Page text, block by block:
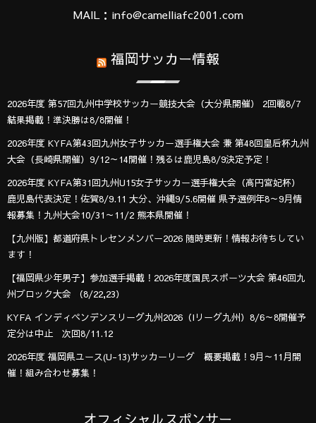
MAIL：info@camelliafc2001.com
福岡サッカー情報
2026年度 第57回九州中学校サッカー競技大会（大分県開催） 2回戦8/7
結果掲載！準決勝は8/8開催！
2026年度 KYFA第43回九州女子サッカー選手権大会 兼 第48回皇后杯九州
大会（長崎県開催）9/12～14開催！残るは鹿児島8/9決定予定！
2026年度 KYFA第31回九州U15女子サッカー選手権大会（高円宮妃杯）
鹿児島代表決定！佐賀8/9.11 大分、沖縄9/5.6開催 県予選例年8～9月情
報募集！九州大会10/31～11/2 熊本県開催！
【九州版】都道府県トレセンメンバー2026 随時更新！情報お待ちしてい
ます！
【福岡県少年男子】参加選手掲載！2026年度国民スポーツ大会 第46回九
州ブロック大会 （8/22,23）
KYFA インディペンデンスリーグ九州2026（Iリーグ九州）8/6～8開催予
定分は中止 次回8/11.12
2026年度 福岡県ユース(U-13)サッカーリーグ 概要掲載！9月～11月開
催！組み合わせ募集！
オフィシャルスポンサー